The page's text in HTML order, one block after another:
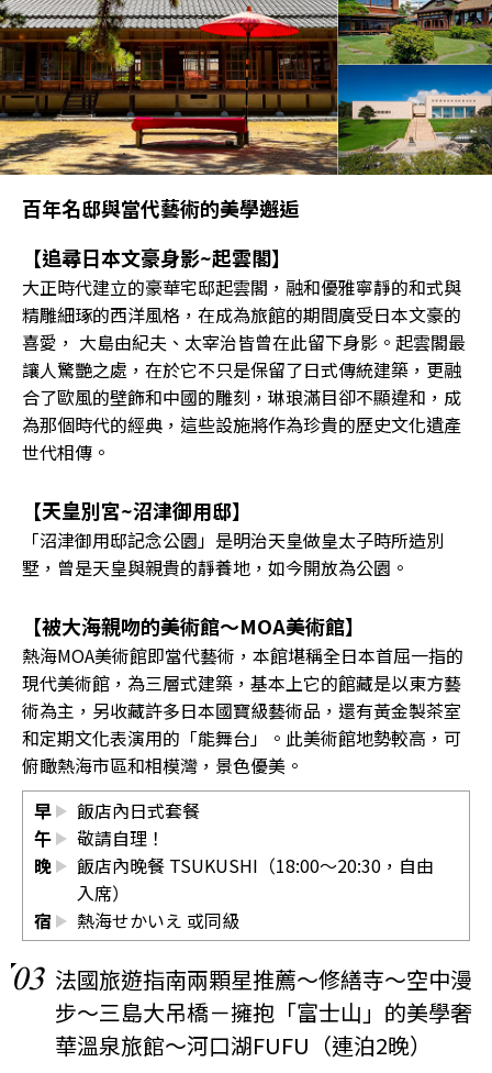
百年名邸與當代藝術的美學邂逅
【追尋日本文豪身影~起雲閣】
大正時代建立的豪華宅邸起雲閣，融和優雅寧靜的和式與
精雕細琢的西洋風格，在成為旅館的期間廣受日本文豪的
喜愛， 大島由紀夫、太宰治皆曾在此留下身影。起雲閣最
讓人驚艷之處，在於它不只是保留了日式傳統建築，更融
合了歐風的壁飾和中國的雕刻，琳琅滿目卻不顯違和，成
為那個時代的經典，這些設施將作為珍貴的歷史文化遺產
世代相傳。
【天皇別宮~沼津御用邸】
「沼津御用邸記念公園」是明治天皇做皇太子時所造別
墅，曾是天皇與親貴的靜養地，如今開放為公園。
【被大海親吻的美術館～MOA美術館】
熱海MOA美術館即當代藝術，本館堪稱全日本首屈一指的
現代美術館，為三層式建築，基本上它的館藏是以東方藝
術為主，另收藏許多日本國寶級藝術品，還有黃金製茶室
和定期文化表演用的「能舞台」。此美術館地勢較高，可
俯瞰熱海市區和相模灣，景色優美。
早
飯店內日式套餐
午
敬請自理！
晚
飯店內晚餐 TSUKUSHI（18:00～20:30，自由
入席）
宿
熱海せかいえ 或同級
03 法國旅遊指南兩顆星推薦～修繕寺～空中漫
步～三島大吊橋－擁抱「富士山」的美學奢
華溫泉旅館～河口湖FUFU（連泊2晚）